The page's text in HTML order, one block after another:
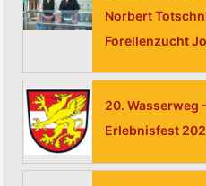
Norbert
Forellenzucht
20. Wasserweg
Erlebnisfest